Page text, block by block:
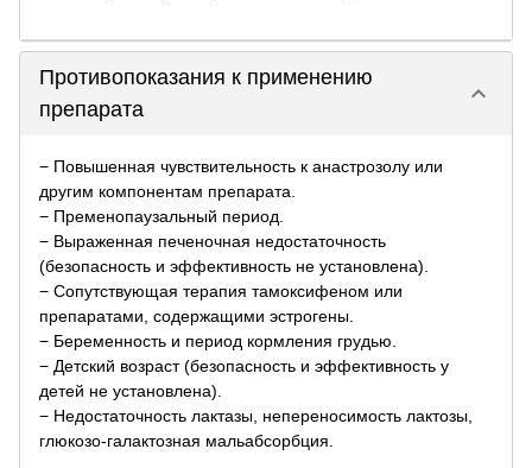
Противопоказания к применению
препарата
keyboard_arrow_down
− Повышенная чувствительность к анастрозолу или
другим компонентам препарата.
− Пременопаузальный период.
− Выраженная печеночная недостаточность
(безопасность и эффективность не установлена).
− Сопутствующая терапия тамоксифеном или
препаратами, содержащими эстрогены.
− Беременность и период кормления грудью.
− Детский возраст (безопасность и эффективность у
детей не установлена).
− Недостаточность лактазы, непереносимость лактозы,
глюкозо-галактозная мальабсорбция.